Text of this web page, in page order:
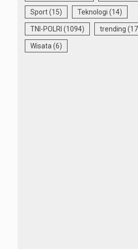
Sport(15) Teknologi (14)
TNI-POLRI (1094) trending
Wisata (6)